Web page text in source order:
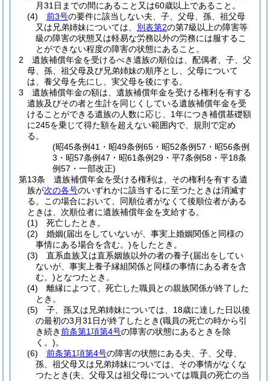
月31日までの間にあること又は60歳以上であること。
(4)
前3号の要件に該当しない夫、子、父母、孫、祖父母
又は兄弟姉妹については、 別表第2の第7級以上の障害等
級の障害の状態又は軽易な労務以外の労務には服するこ
とができない程度の障害の状態にあること。
2
遺族補償年金を受けるべき遺族の順位は、配偶者、子、父
母、孫、祖父母及び兄弟姉妹の順序とし、父母について
は、養父母を先にし、実父母を後にする。
3
遺族補償年金の額は、遺族補償年金を受ける権利を有する
遺族及びその者と生計を同じくしている遺族補償年金を受
けることができる遺族の人数に応じ、1年につき補償基礎額
に245を乗じて得た額を超えない範囲内で、規則で定め
る。
(昭45条例41・昭49条例65・昭52条例57・昭56条例
3・昭57条例47・昭61条例29・平7条例58・平18条
例57・一部改正)
第13条
遺族補償年金を受ける権利は、その権利を有する遺
族が次の各号のいずれかに該当するに至つたときは消滅す
る。
この場合において、同順位者がなくて後順位者がある
ときは、次順位者に遺族補償年金を支給する。
(1)
死亡したとき。
(2)
婚姻(届出をしていないが、事実上婚姻関係と同様の
事情にある場合を含む。)をしたとき。
(3)
直系血族又は直系姻族以外の者の養子(届出をしてい
ないが、事実上養子縁組関係と同様の事情にある者を含
む。)となつたとき。
(4)
離縁によつて、死亡した職員との親族関係が終了した
とき。
(5)
子、孫又は兄弟姉妹については、18歳に達した日以後
の最初の3月31日が終了したとき(職員の死亡の時から引
き続き前条第1項第4号の障害の状態にあるときを除
く。)。
(6)
前条第1項第4号の障害の状態にある夫、子、父母、
孫、祖父母又は兄弟姉妹については、その事情がなくな
つたとき(夫、父母又は祖父母については職員の死亡の当